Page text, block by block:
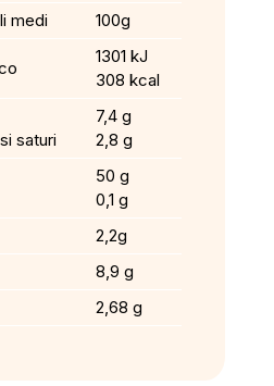
medi 100g
1301 kJ
308 kcal
saturi
7,4 g
2,8 g
50 g
0,1 g
2,2g
8,9 g
2,68 g